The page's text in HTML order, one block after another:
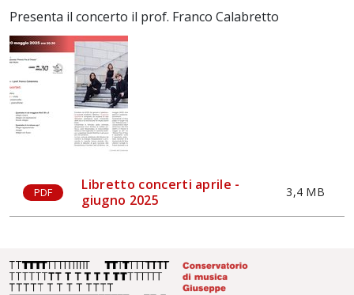
Presenta il concerto il prof. Franco Calabretto
PDF
Libretto concerti aprile -
giugno 2025
3,4 MB